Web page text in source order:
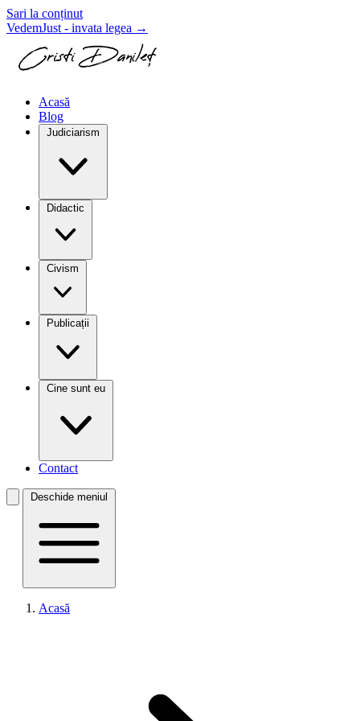
Sari la conținut
VedemJust - invata legea →
Acasă
Blog
Judiciarism
Didactic
Civism
Publicații
Cine sunt eu
Contact
Deschide meniul
Acasă